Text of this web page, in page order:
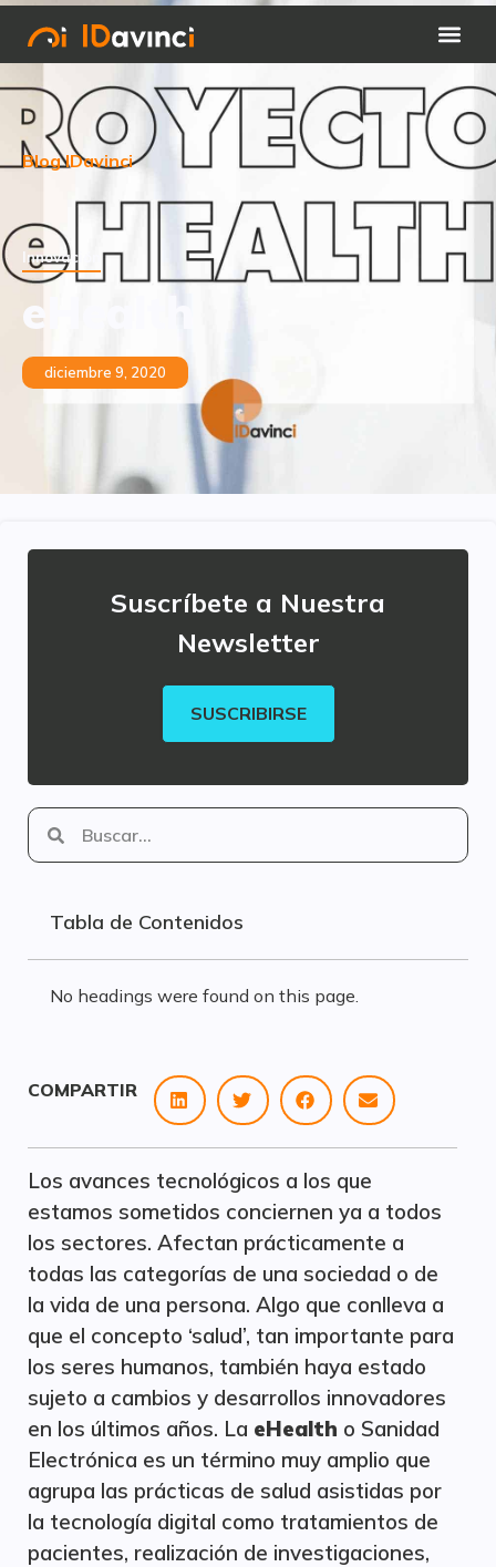
Blog IDavinci
Innovación
eHealth
diciembre 9, 2020
COMPARTIR
Los avances tecnológicos a los que
estamos sometidos conciernen ya a todos
los sectores. Afectan prácticamente a
todas las categorías de una sociedad o de
la vida de una persona. Algo que conlleva a
que el concepto ‘salud’, tan importante para
los seres humanos, también haya estado
sujeto a cambios y desarrollos innovadores
en los últimos años. La eHealth o Sanidad
Electrónica es un término muy amplio que
agrupa las prácticas de salud asistidas por
la tecnología digital como tratamientos de
pacientes, realización de investigaciones,
Suscríbete a Nuestra
Newsletter
SUSCRIBIRSE
Tabla de Contenidos
No headings were found on this page.